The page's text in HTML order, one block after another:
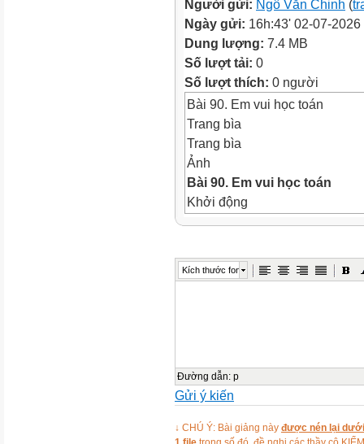
Người gửi: Ngô Văn Chinh (
Ngày gửi: 16h:43' 02-07-2026
Dung lượng: 7.4 MB
Số lượt tải: 0
Số lượt thích: 0 người
Bài 90. Em vui học toán
Trang bìa
Trang bìa
Ảnh
Bài 90. Em vui học toán
Khởi động
Ảnh
Ảnh
Ảnh
KHỞI ĐỘNG
Luyện tập
Kích thước font
Đường dẫn: p
Gửi ý kiến
↓ CHÚ Ý: Bài giảng này được nén lại